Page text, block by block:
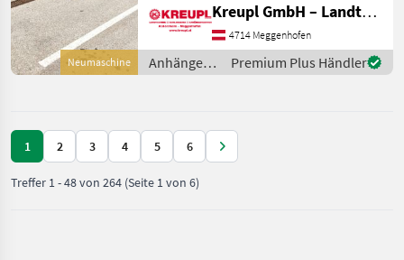
Neumaschine
Bremse: Druckluftbremse,
Typenschein Sonderpreis
für ausgestelltes
Lagerfahrzeug!! Te
Kreupl GmbH – Landtechnik – Schlosserei – Anhänger
4714 Meggenhofen
Anhänger /
Pronar
Premium Plus Händler
1 2 3 4 5 6
Treffer 1-48von 264 (Seite 1 von 6)